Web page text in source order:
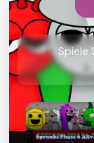
Spiele